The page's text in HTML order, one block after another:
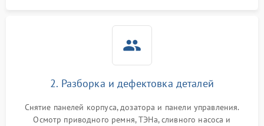
2. Разборка и дефектовка деталей
Снятие панелей корпуса, дозатора и панели управления.
Осмотр приводного ремня, ТЭНа, сливного насоса и